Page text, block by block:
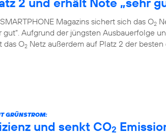
Magazins sichert sich das O2
gut“. Aufgrund der jüngsten Ausbauerfolge
das O2 Netz außerdem auf Platz 2 der
GRÜNSTROM:
und senkt CO2